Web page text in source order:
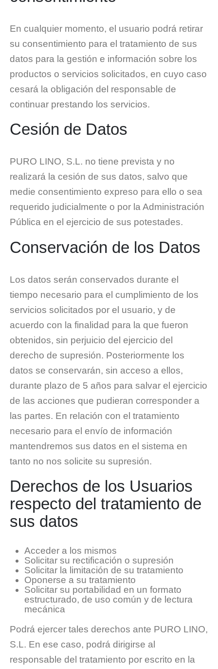
En cualquier momento, el usuario podrá retirar
su consentimiento para el tratamiento de sus
datos para la gestión e información sobre los
productos o servicios solicitados, en cuyo caso
cesará la obligación del responsable de
continuar prestando los servicios.
Cesión de Datos
PURO LINO, S.L. no tiene prevista y no
realizará la cesión de sus datos, salvo que
medie consentimiento expreso para ello o sea
requerido judicialmente o por la Administración
Pública en el ejercicio de sus potestades.
Conservación de los Datos
Los datos serán conservados durante el
tiempo necesario para el cumplimiento de los
servicios solicitados por el usuario, y de
acuerdo con la finalidad para la que fueron
obtenidos, sin perjuicio del ejercicio del
derecho de supresión. Posteriormente los
datos se conservarán, sin acceso a ellos,
durante plazo de 5 años para salvar el ejercicio
de las acciones que pudieran corresponder a
las partes. En relación con el tratamiento
necesario para el envío de información
mantendremos sus datos en el sistema en
tanto no nos solicite su supresión.
Derechos de los Usuarios
respecto del tratamiento de
sus datos
Acceder a los mismos
Solicitar su rectificación o supresión
Solicitar la limitación de su tratamiento
Oponerse a su tratamiento
Solicitar su portabilidad en un formato
estructurado, de uso común y de lectura
mecánica
Podrá ejercer tales derechos ante PURO LINO,
S.L. En ese caso, podrá dirigirse al
responsable del tratamiento por escrito en la